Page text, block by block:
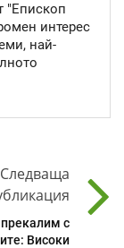
"Епископ
интерес
най-
Следваща
прекалим с
Високи